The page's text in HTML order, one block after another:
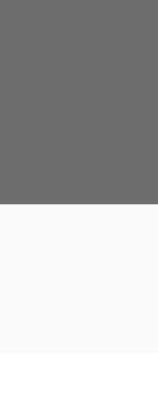
funcional para
y versatilidad.
trabajar desde